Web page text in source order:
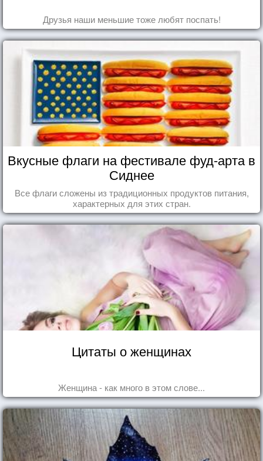
Друзья наши меньшие тоже любят поспать!
Вкусные флаги на фестивале фуд-арта в
Сиднее
Все флаги сложены из традиционных продуктов питания,
характерных для этих стран.
Цитаты о женщинах
Женщина - как много в этом слове...